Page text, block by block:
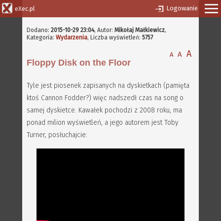
eXec.pl Logowanie
Dodano: 2015-10-29 23:04, Autor: Mikołaj Małkiewicz,
Kategoria: Wydarzenia, Liczba wyświetleń: 5757
A A A
Floppy Disk on the Floor
Tyle jest piosenek zapisanych na dyskietkach (pamięta
ktoś Cannon Fodder?) więc nadszedł czas na song o
samej dyskietce. Kawałek pochodzi z 2008 roku, ma
ponad milion wyświetleń, a jego autorem jest Toby
Turner, posłuchajcie: